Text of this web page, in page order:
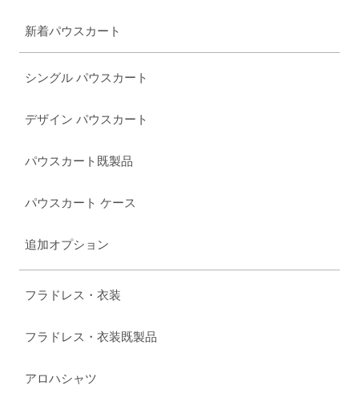
新着パウスカート
シングル パウスカート
デザイン パウスカート
パウスカート既製品
パウスカート ケース
追加オプション
フラドレス・衣装
フラドレス・衣装既製品
アロハシャツ